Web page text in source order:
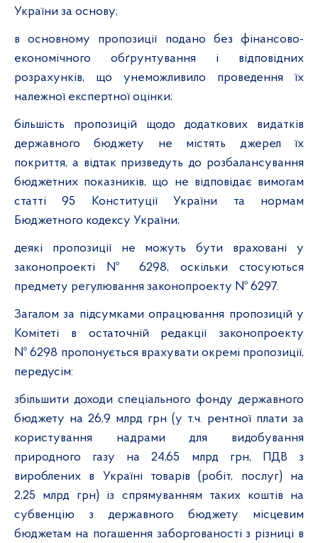
України за основу;
в основному пропозиції подано без фінансово-
економічного обґрунтування і відповідних
розрахунків, що унеможливило проведення їх
належної експертної оцінки;
більшість пропозицій щодо додаткових видатків
державного бюджету не містять джерел їх
покриття, а відтак призведуть до розбалансування
бюджетних показників, що не відповідає вимогам
статті95 Конституції України та нормам
Бюджетного кодексу України;
деякі пропозиції не можуть бути враховані у
законопроекті
№ 6298, оскільки стосуються
предмету регулювання законопроекту № 6297.
Загалом за підсумками опрацювання пропозицій у
Комітеті в остаточній редакції законопроекту
№ 6298 пропонується врахувати окремі пропозиції,
передусім:
збільшити доходи спеціального фонду державного
бюджету на 26,9 млрд грн (у т.ч. рентної плати за
користування надрами для видобування
природного газу на 24,65 млрд грн, ПДВ з
вироблених в Україні товарів (робіт, послуг) на
2,25 млрд грн) із спрямуванням таких коштів на
субвенцію з державного бюджету місцевим
бюджетам на погашення заборгованості з різниці в